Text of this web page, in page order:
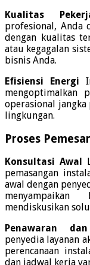
Kualitas
profesional, Anda
dengan kualitas
atau kegagalan
bisnis Anda.
Efisiensi Energi
mengoptimalkan
operasional
lingkungan.
Proses
Konsultasi Awal
pemasangan
awal dengan
mendiskusikan
Penawaran
penyedia layanan
perencanaan
dan jadwal kerja